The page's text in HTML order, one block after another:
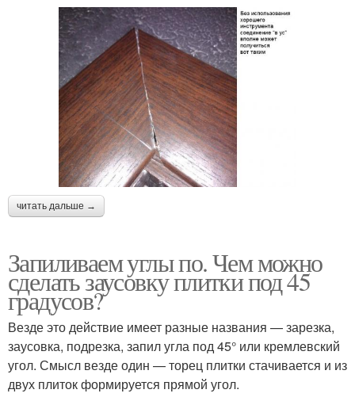
читать дальше →
Запиливаем углы по. Чем можно
сделать заусовку плитки под 45
градусов?
Везде это действие имеет разные названия — зарезка,
заусовка, подрезка, запил угла под 45° или кремлевский
угол. Смысл везде один — торец плитки стачивается и из
двух плиток формируется прямой угол.